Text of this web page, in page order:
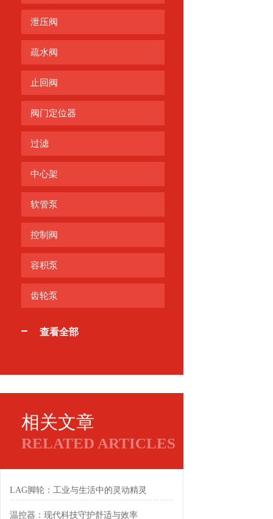
泄压阀
疏水阀
止回阀
阀门定位器
过滤
中心架
软管泵
控制阀
容积泵
齿轮泵
查看全部
相关文章
RELATED ARTICLES
LAG脚轮：工业与生活中的灵动精灵
温控器：现代科技守护舒适与效率